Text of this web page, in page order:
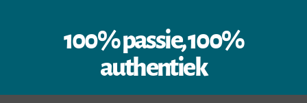
100% passie, 100%
authentiek